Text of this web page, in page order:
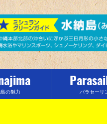
の魅力 パラセーリ